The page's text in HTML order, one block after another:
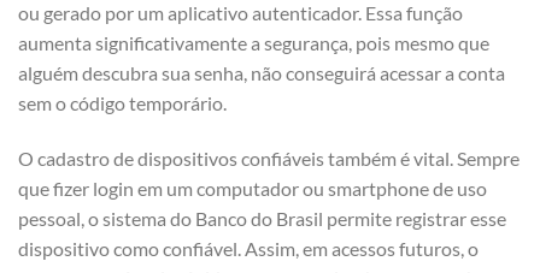
ou gerado por um aplicativo autenticador. Essa função
aumenta significativamente a segurança, pois mesmo que
alguém descubra sua senha, não conseguirá acessar a conta
sem o código temporário.
O cadastro de dispositivos confiáveis também é vital. Sempre
que fizer login em um computador ou smartphone de uso
pessoal, o sistema do Banco do Brasil permite registrar esse
dispositivo como confiável. Assim, em acessos futuros, o